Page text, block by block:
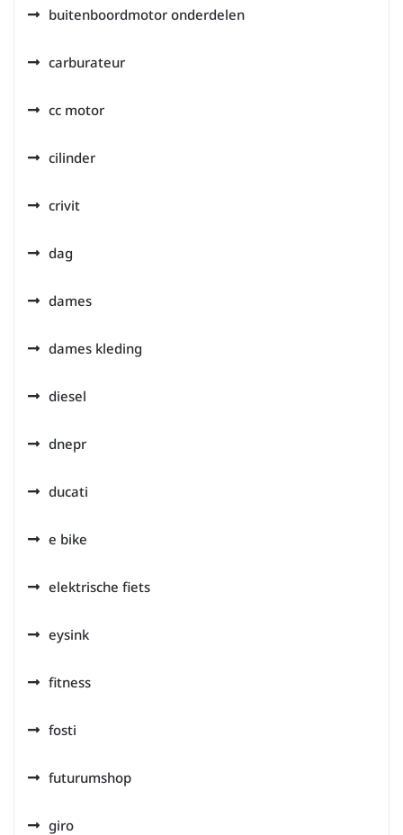
buitenboordmotor onderdelen
carburateur
cc motor
cilinder
crivit
dag
dames
dames kleding
diesel
dnepr
ducati
e bike
elektrische fiets
eysink
fitness
fosti
futurumshop
giro